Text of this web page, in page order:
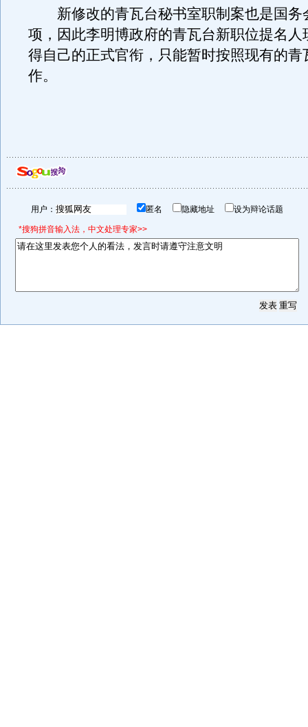
新修改的青瓦台秘书室职制案也是国务
项，因此李明博政府的青瓦台新职位提名人
得自己的正式官衔，只能暂时按照现有的青
作。
用户： 匿名 隐藏地址 设为辩论话题
*搜狗拼音输入法，中文处理专家>>